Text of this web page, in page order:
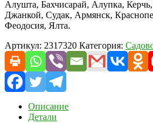
Алушта, Бахчисарай, Алупка,
Джанкой, Судак, Армянск,
Феодосия, Ялта.
Артикул: 2317320 Категория:
Описание
Детали